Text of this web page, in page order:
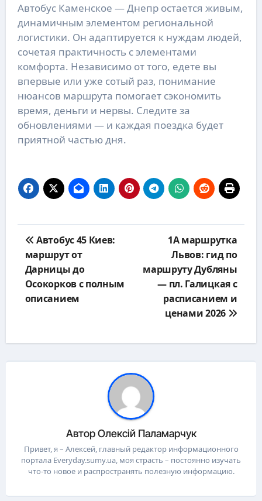
Автобус Каменское — Днепр остается живым,
динамичным элементом региональной
логистики. Он адаптируется к нуждам людей,
сочетая практичность с элементами
комфорта. Независимо от того, едете вы
впервые или уже сотый раз, понимание
нюансов маршрута помогает сэкономить
время, деньги и нервы. Следите за
обновлениями — и каждая поездка будет
приятной частью дня.
по
записям
Автобус 45 Киев:
маршрут от
Дарницы до
Осокорков с полным
описанием
1А маршрутка
Львов: гид по
маршруту Дубляны
— пл. Галицкая с
расписанием и
ценами 2026
АвторОлексій Паламарчук
Привет, я – Алексей, главный редактор информационного
портала Everyday.sumy.ua, моя страсть – постоянно изучать
что-то новое и распространять полезную информацию.